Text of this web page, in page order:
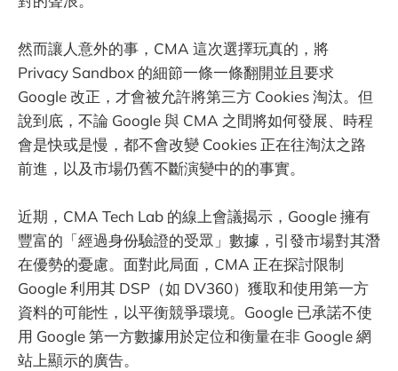
然而讓人意外的事，CMA 這次選擇玩真的，將
Privacy Sandbox 的細節一條一條翻開並且要求
Google 改正，才會被允許將第三方 Cookies 淘汰。但
說到底，不論 Google 與 CMA 之間將如何發展、時程
會是快或是慢，都不會改變 Cookies 正在往淘汰之路
前進，以及市場仍舊不斷演變中的的事實。
近期，CMA Tech Lab 的線上會議揭示，Google 擁有
豐富的「經過身份驗證的受眾」數據，引發市場對其潛
在優勢的憂慮。面對此局面，CMA 正在探討限制
Google 利用其 DSP（如 DV360）獲取和使用第一方
資料的可能性，以平衡競爭環境。Google 已承諾不使
用 Google 第一方數據用於定位和衡量在非 Google 網
站上顯示的廣告。